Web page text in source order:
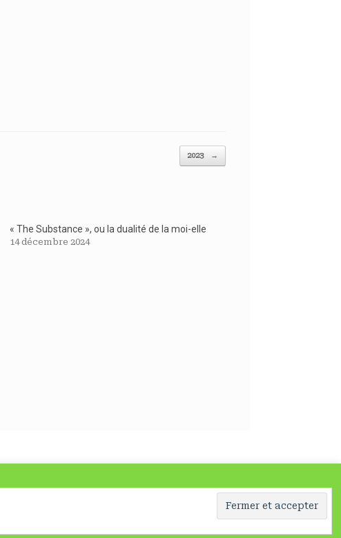
2023 →
« The Substance », ou la dualité de la moi-elle
14 décembre 2024
d’usage